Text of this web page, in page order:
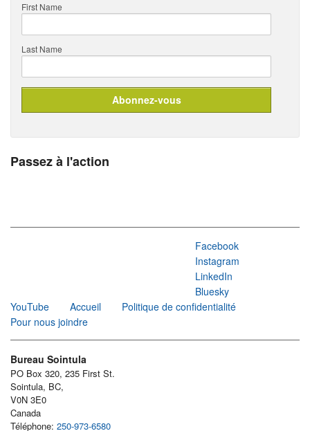
First Name
Last Name
Passez à l'action
Facebook
Instagram
LinkedIn
Bluesky
YouTube
Accueil
Politique de confidentialité
Pour nous joindre
Bureau Sointula
PO Box 320, 235 First St.
Sointula, BC,
V0N 3E0
Canada
Téléphone: 250-973-6580